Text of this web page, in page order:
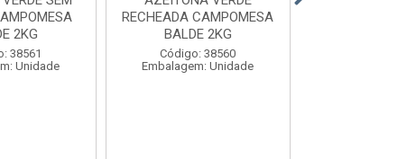
2KG
38561
Unidade
RECHEADA CAMPOMESA
BALDE 2KG
Código: 38560
Embalagem: Unidade